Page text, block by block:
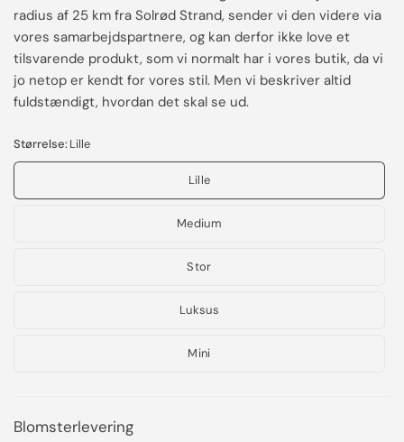
radius af 25 km fra Solrød Strand, sender vi den videre via
vores samarbejdspartnere, og kan derfor ikke love et
tilsvarende produkt, som vi normalt har i vores butik, da vi
jo netop er kendt for vores stil. Men vi beskriver altid
fuldstændigt, hvordan det skal se ud.
Størrelse:Lille
Lille
Medium
Stor
Luksus
Mini
Blomsterlevering